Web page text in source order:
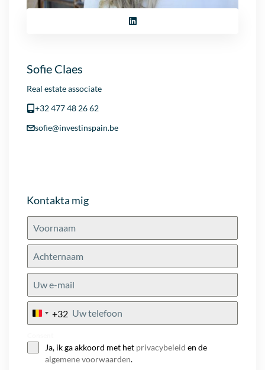
Sofie Claes
Real estate associate
+32 477 48 26 62
sofie@investinspain.be
Kontakta mig
Belgium
+32
Ja, ik ga akkoord met het privacybeleid en de
algemene voorwaarden.